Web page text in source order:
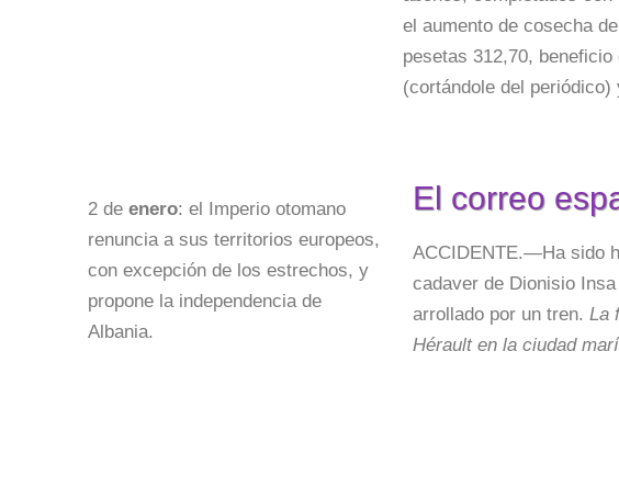
el aumento de cosecha
pesetas 312,70,
(cortándole del
2 de enero: el Imperio otomano
renuncia a sus territorios europeos,
con excepción de los estrechos, y
propone la independencia de
Albania.
El correo
ACCIDENTE.—Ha sido
cadaver de Dionisio
arrollado por un tren. La
Hérault en la ciudad